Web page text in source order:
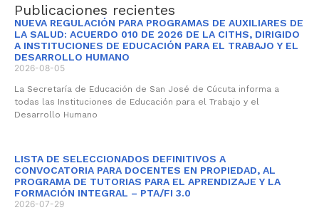
Publicaciones recientes
NUEVA REGULACIÓN PARA PROGRAMAS DE AUXILIARES DE
LA SALUD: ACUERDO 010 DE 2026 DE LA CITHS, DIRIGIDO
A INSTITUCIONES DE EDUCACIÓN PARA EL TRABAJO Y EL
DESARROLLO HUMANO
2026-08-05
La Secretaría de Educación de San José de Cúcuta informa a
todas las Instituciones de Educación para el Trabajo y el
Desarrollo Humano
LISTA DE SELECCIONADOS DEFINITIVOS A
CONVOCATORIA PARA DOCENTES EN PROPIEDAD, AL
PROGRAMA DE TUTORIAS PARA EL APRENDIZAJE Y LA
FORMACIÓN INTEGRAL – PTA/FI 3.0
2026-07-29